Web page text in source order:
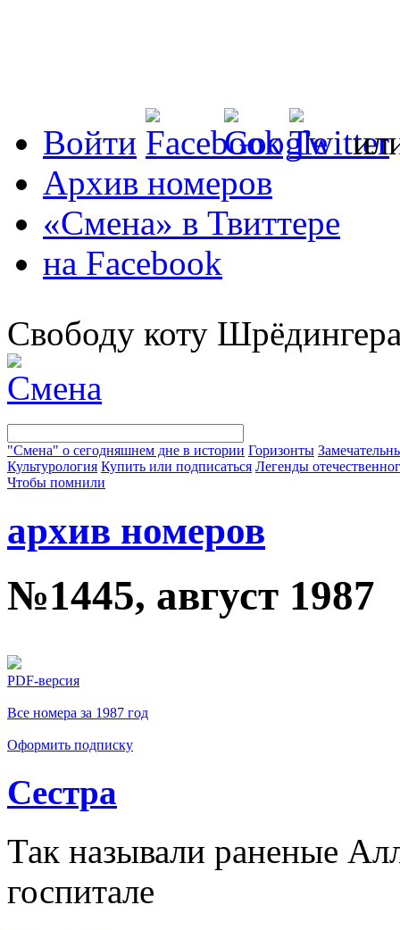
Войти
Архив номеров
«Смена» в Твиттере
на Facebook
Свободу коту
"Смена" о сегодняшнем дне в истории Горизонты
Культурология Купить или подписаться Легенды
Чтобы помнили
архив номеров
№1445, август 1987
PDF-версия
Все номера за 1987 год
Оформить подписку
Сестра
Так называли раненые
госпитале